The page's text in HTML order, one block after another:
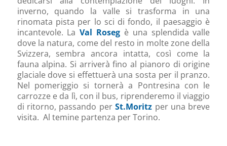
inverno, quando la valle si trasforma in una
rinomata pista per lo sci di fondo, il paesaggio è
incantevole. LaVal Roseg è una splendida valle
dove la natura, come del resto in molte zone della
Svizzera, sembra ancora intatta, così come la
fauna alpina. Si arriverà fino al pianoro di origine
glaciale dove si effettuerà una sosta per il pranzo.
Nel pomeriggio si tornerà a Pontresina con le
carrozze e da lì, con il bus, riprenderemo il viaggio
di ritorno, passando perSt.Moritz per una breve
visita. Al temine partenza per Torino.